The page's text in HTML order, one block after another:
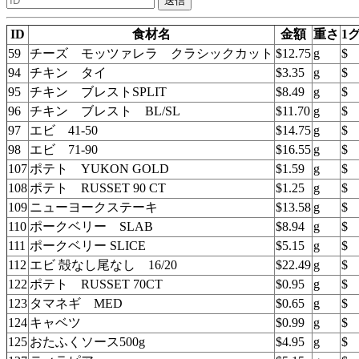
ID 食材名 金額 重さ 1
59
チーズ モッツァレラ クラシックカット $12.75 g
$
94
チキン タイ $3.35 g
$
95
チキン ブレストSPLIT $8.49 g
$
96
チキン ブレスト BL/SL $11.70 g
$
97
エビ 41-50 $14.75 g
$
98
エビ 71-90 $16.55 g
$
107 ポテト YUKON GOLD $1.59 g
$
108 ポテト RUSSET 90 CT $1.25 g
$
109 ニューヨークステーキ $13.58 g
$
110 ポークベリー SLAB $8.94 g
$
111 ポークベリー SLICE $5.15 g
$
112 エビ 殻なし尾なし 16/20 $22.49 g
$
122 ポテト RUSSET 70CT $0.95 g
$
123 タマネギ MED $0.65 g
$
124 キャベツ $0.99 g
$
125 おたふくソース500g $4.95 g
$